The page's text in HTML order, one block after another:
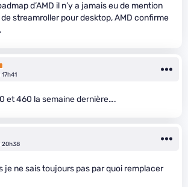
d’AMD il n’y a jamais eu de mention
de streamroller pour desktop, AMD confirme
et 460 la semaine dernière….
20h38
je ne sais toujours pas par quoi remplacer